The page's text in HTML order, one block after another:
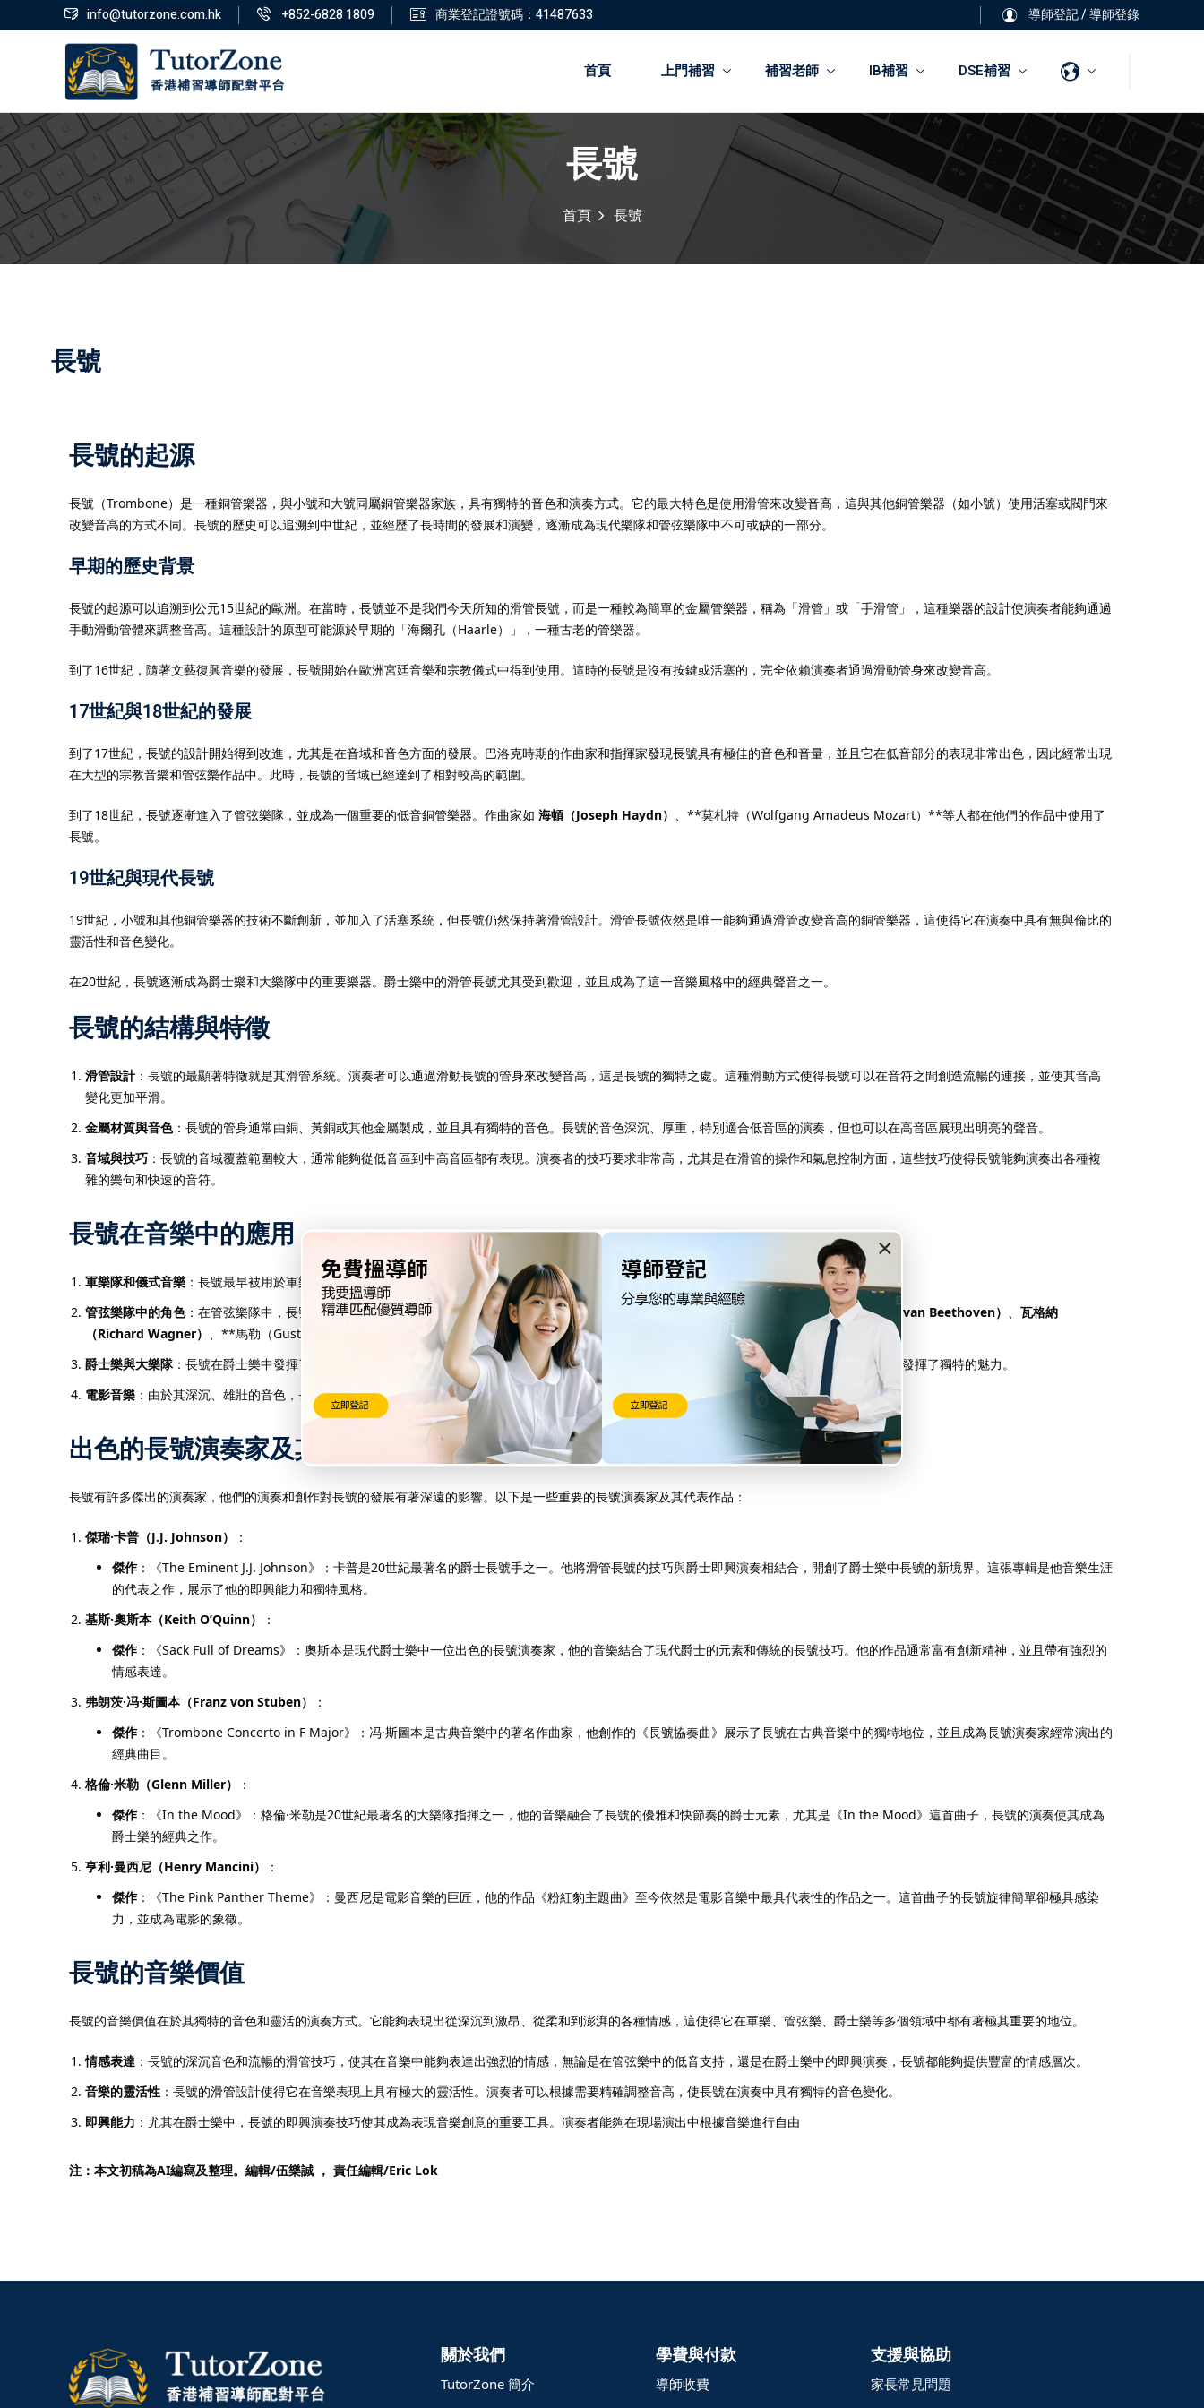
info@tutorzone.com.hk +852-6828 1809 商業登記證號碼：41487633 導師登記/導師登錄
首頁 上門補習 補習老師 IB補習 DSE補習
×
長號
首頁 長號
長號
長號的起源
長號（Trombone）是一種銅管樂器，與小號和大號同屬銅管樂器家族，具有獨特的音色和演奏方式。它的最大特色是使用滑管來改變音高，這與其他銅管樂器（如小號）使用活塞或閥門來
改變音高的方式不同。長號的歷史可以追溯到中世紀，並經歷了長時間的發展和演變，逐漸成為現代樂隊和管弦樂隊中不可或缺的一部分。
早期的歷史背景
長號的起源可以追溯到公元15世紀的歐洲。在當時，長號並不是我們今天所知的滑管長號，而是一種較為簡單的金屬管樂器，稱為「滑管」或「手滑管」，這種樂器的設計使演奏者能夠通過
手動滑動管體來調整音高。這種設計的原型可能源於早期的「海爾孔（Haarle）」，一種古老的管樂器。
到了16世紀，隨著文藝復興音樂的發展，長號開始在歐洲宮廷音樂和宗教儀式中得到使用。這時的長號是沒有按鍵或活塞的，完全依賴演奏者通過滑動管身來改變音高。
17世紀與18世紀的發展
到了17世紀，長號的設計開始得到改進，尤其是在音域和音色方面的發展。巴洛克時期的作曲家和指揮家發現長號具有極佳的音色和音量，並且它在低音部分的表現非常出色，因此經常出現
在大型的宗教音樂和管弦樂作品中。此時，長號的音域已經達到了相對較高的範圍。
到了18世紀，長號逐漸進入了管弦樂隊，並成為一個重要的低音銅管樂器。作曲家如 海頓（Joseph Haydn） 、**莫札特（Wolfgang Amadeus Mozart）**等人都在他們的作品中使用了
長號。
19世紀與現代長號
19世紀，小號和其他銅管樂器的技術不斷創新，並加入了活塞系統，但長號仍然保持著滑管設計。滑管長號依然是唯一能夠通過滑管改變音高的銅管樂器，這使得它在演奏中具有無與倫比的
靈活性和音色變化。
在20世紀，長號逐漸成為爵士樂和大樂隊中的重要樂器。爵士樂中的滑管長號尤其受到歡迎，並且成為了這一音樂風格中的經典聲音之一。
長號的結構與特徵
滑管設計：長號的最顯著特徵就是其滑管系統。演奏者可以通過滑動長號的管身來改變音高，這是長號的獨特之處。這種滑動方式使得長號可以在音符之間創造流暢的連接，並使其音高
變化更加平滑。
金屬材質與音色：長號的管身通常由銅、黃銅或其他金屬製成，並且具有獨特的音色。長號的音色深沉、厚重，特別適合低音區的演奏，但也可以在高音區展現出明亮的聲音。
音域與技巧 ：長號的音域覆蓋範圍較大，通常能夠從低音區到中高音區都有表現。演奏者的技巧要求非常高，尤其是在滑管的操作和氣息控制方面，這些技巧使得長號能夠演奏出各種複
雜的樂句和快速的音符。
長號在音樂中的應用
軍樂隊和儀式音樂 ：長號最早被用於軍樂隊和宗教儀式音樂中，因其能夠發出強勁的聲音，非常適合用來進行儀式性或強烈情感表達的音樂。
管弦樂隊中的角色：在管弦樂隊中，長號通常被用來演奏低音旋律，並且可以與其他銅管樂器一起提供強大的音響支持。作曲家如 貝多芬（Ludwig van Beethoven） 、 瓦格納
（Richard Wagner） 、**馬勒（Gustav Mahler）**等人都使用長號來創作具有戲劇性和深沉情感的音樂。
爵士樂與大樂隊：長號在爵士樂中發揮了重要的作用，特別是在20世紀的大樂隊和快節奏的爵士樂中，長號的滑管技巧和即興演奏能力讓它在音樂中發揮了獨特的魅力。
電影音樂 ：由於其深沉、雄壯的音色，長號常被用於電影配樂中，特別是那些需要表現出史詩般的情感或大規模場面的作品。
出色的長號演奏家及其傑作
長號有許多傑出的演奏家，他們的演奏和創作對長號的發展有著深遠的影響。以下是一些重要的長號演奏家及其代表作品：
傑瑞·卡普（J.J. Johnson）
：
傑作：《The Eminent J.J. Johnson》：卡普是20世紀最著名的爵士長號手之一。他將滑管長號的技巧與爵士即興演奏相結合，開創了爵士樂中長號的新境界。這張專輯是他音樂生涯
的代表之作，展示了他的即興能力和獨特風格。
基斯·奧斯本（Keith O’Quinn）
：
傑作：《Sack Full of Dreams》：奧斯本是現代爵士樂中一位出色的長號演奏家，他的音樂結合了現代爵士的元素和傳統的長號技巧。他的作品通常富有創新精神，並且帶有強烈的
情感表達。
弗朗茨·冯·斯圖本（Franz von Stuben）
：
傑作：《Trombone Concerto in F Major》：冯·斯圖本是古典音樂中的著名作曲家，他創作的《長號協奏曲》展示了長號在古典音樂中的獨特地位，並且成為長號演奏家經常演出的
經典曲目。
格倫·米勒（Glenn Miller）
：
傑作：《In the Mood》：格倫·米勒是20世紀最著名的大樂隊指揮之一，他的音樂融合了長號的優雅和快節奏的爵士元素，尤其是《In the Mood》這首曲子，長號的演奏使其成為
爵士樂的經典之作。
亨利·曼西尼（Henry Mancini）
：
傑作：《The Pink Panther Theme》：曼西尼是電影音樂的巨匠，他的作品《粉紅豹主題曲》至今依然是電影音樂中最具代表性的作品之一。這首曲子的長號旋律簡單卻極具感染
力，並成為電影的象徵。
長號的音樂價值
長號的音樂價值在於其獨特的音色和靈活的演奏方式。它能夠表現出從深沉到激昂、從柔和到澎湃的各種情感，這使得它在軍樂、管弦樂、爵士樂等多個領域中都有著極其重要的地位。
情感表達 ：長號的深沉音色和流暢的滑管技巧，使其在音樂中能夠表達出強烈的情感，無論是在管弦樂中的低音支持，還是在爵士樂中的即興演奏，長號都能夠提供豐富的情感層次。
音樂的靈活性 ：長號的滑管設計使得它在音樂表現上具有極大的靈活性。演奏者可以根據需要精確調整音高，使長號在演奏中具有獨特的音色變化。
即興能力 ：尤其在爵士樂中，長號的即興演奏技巧使其成為表現音樂創意的重要工具。演奏者能夠在現場演出中根據音樂進行自由
注：本文初稿為AI編寫及整理。編輯/伍樂誠 ， 責任編輯/Eric Lok
關於我們
TutorZone 簡介
學費與付款
導師收費
支援與協助
家長常見問題
註冊
登錄
您還沒有帳號?註冊